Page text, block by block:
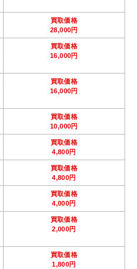
買取価格
28,000円
買取価格
16,000円
買取価格
16,000円
買取価格
10,000円
買取価格
4,800円
買取価格
4,800円
買取価格
4,000円
買取価格
2,000円
買取価格
1,800円